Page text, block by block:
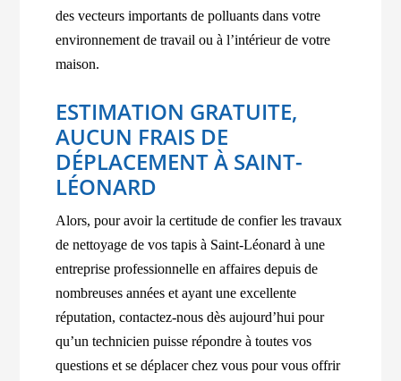
des vecteurs importants de polluants dans votre
environnement de travail ou à l’intérieur de votre
maison.
ESTIMATION GRATUITE,
AUCUN FRAIS DE
DÉPLACEMENT À SAINT-
LÉONARD
Alors, pour avoir la certitude de confier les travaux
de nettoyage de vos tapis à Saint-Léonard à une
entreprise professionnelle en affaires depuis de
nombreuses années et ayant une excellente
réputation, contactez-nous dès aujourd’hui pour
qu’un technicien puisse répondre à toutes vos
questions et se déplacer chez vous pour vous offrir